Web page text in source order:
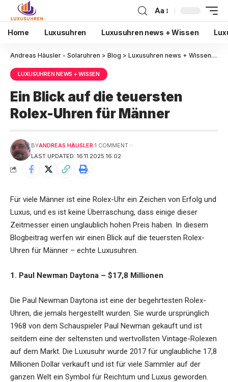
Aa
Home Luxusuhren Luxusuhren news + Wissen
Andreas Häusler - Solaruhren > Blog > Luxusuhren news + Wissen>
LUXUSUHREN NEWS + WISSEN
Ein Blick auf die teuersten
Rolex-Uhren für Männer
LAST UPDATED: 16.11.2025 16:02
BYANDREAS HÄUSLER 1 COMMENT
Für viele Männer ist eine Rolex-Uhr ein Zeichen von Erfolg und
Luxus, und es ist keine Überraschung, dass einige dieser
Zeitmesser einen unglaublich hohen Preis haben. In diesem
Blogbeitrag werfen wir einen Blick auf die teuersten Rolex-
Uhren für Männer – echte Luxusuhren.
1. Paul Newman Daytona – $17,8 Millionen
Die Paul Newman Daytona ist eine der begehrtesten Rolex-
Uhren, die jemals hergestellt wurden. Sie wurde ursprünglich
1968 von dem Schauspieler Paul Newman gekauft und ist
seitdem eine der seltensten und wertvollsten Vintage-Rolexen
auf dem Markt. Die Luxusuhr wurde 2017 für unglaubliche 17,8
Millionen Dollar verkauft und ist für viele Sammler auf der
ganzen Welt ein Symbol für Reichtum und Luxus geworden.